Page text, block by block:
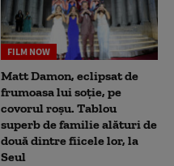
FILM NOW
Matt Damon, eclipsat de
frumoasa lui soție, pe
covorul roșu. Tablou
superb de familie alături de
două dintre fiicele lor, la
Seul